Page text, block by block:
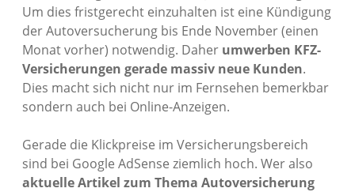
Um dies fristgerecht einzuhalten ist eine Kündigung
der Autoversucherung bis Ende November (einen
Monat vorher) notwendig. Daher umwerben KFZ-
Versicherungen gerade massiv neue Kunden.
Dies macht sich nicht nur im Fernsehen bemerkbar
sondern auch bei Online-Anzeigen.
Gerade die Klickpreise im Versicherungsbereich
sind bei Google AdSense ziemlich hoch. Wer also
aktuelle Artikel zum Thema Autoversicherung